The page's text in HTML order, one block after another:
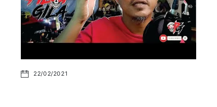
22/02/2021